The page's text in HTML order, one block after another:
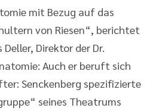
mit Bezug auf das
von Riesen“, berichtet
Direktor der Dr.
Auch er beruft sich
Senckenberg spezifizierte
seines Theatrums